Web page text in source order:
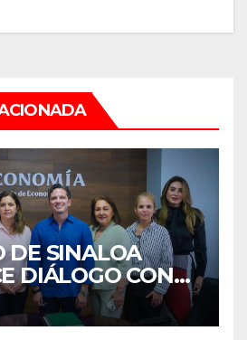
DE SINALOA
DIÁLOGO CON
DE